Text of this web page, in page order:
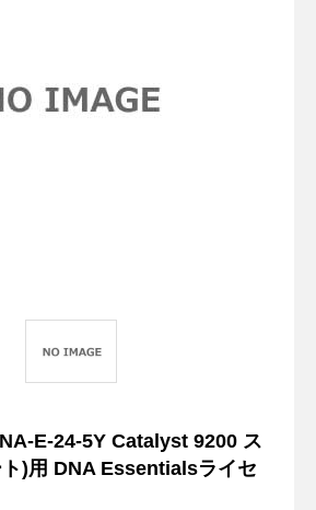
E-24-5Y Catalyst 9200 ス
)用 DNA Essentialsライセ